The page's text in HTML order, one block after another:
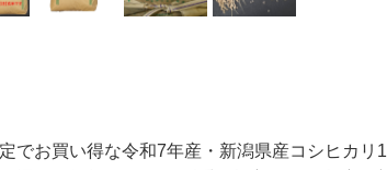
でお買い得な令和7年産・新潟県産コシヒカリ1